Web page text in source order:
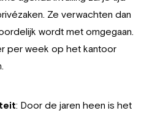
Ze verwachten dan
wordt met omgegaan.
per week op het kantoor
: Door de jaren heen is het